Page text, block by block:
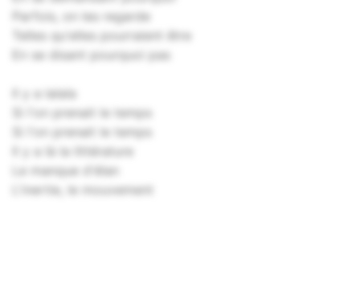
Parfois, on les regarde
Telles qu'elles pourraient être
En se disant pourquoi pas
Il y a lalala
Si l'on prenait le temps
Si l'on prenait le temps
Il y a là la littérature
Le manque d'élan
L'inertie, le mouvement